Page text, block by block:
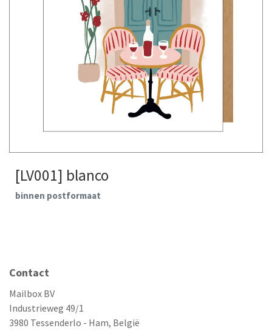
[LV001] blanco
binnen postformaat
Contact
Mailbox BV
Industrieweg 49/1
3980 Tessenderlo - Ham, België